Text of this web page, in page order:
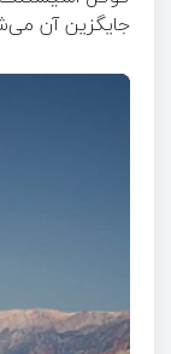
جایگزین آن